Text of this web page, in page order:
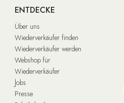
ENTDECKE
Über uns
Wiederverkäufer finden
Wiederverkäufer werden
Webshop für
Wiederverkäufer
Jobs
Presse